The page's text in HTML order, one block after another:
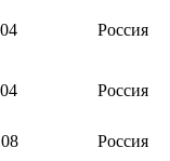
Россия
Россия
Россия